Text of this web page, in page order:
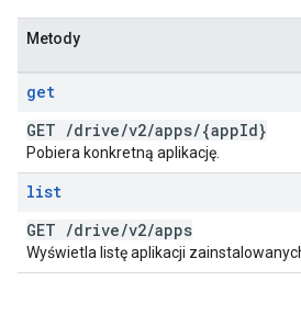
Metody
get
GET /drive/v2/apps/{appId}
Pobiera konkretną aplikację.
list
GET /drive/v2/apps
Wyświetla listę aplikacji